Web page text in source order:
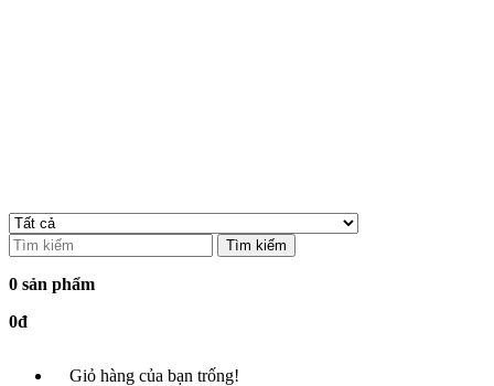
Tìm kiếm
0 sản phẩm
0đ
Giỏ hàng của bạn trống!